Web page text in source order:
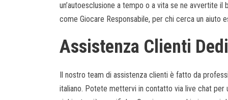
un’autoesclusione a tempo o a vita se ne avvertite
come Giocare Responsabile, per chi cerca un aiuto
Assistenza Clienti
Il nostro team di assistenza clienti è fatto da
italiano. Potete mettervi in contatto via live chat per